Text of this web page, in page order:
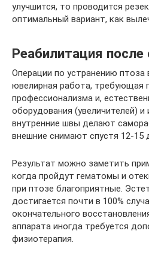
улучшится, то проводится
оптимальный вариант, как
Реабилитация после
Операции по устранению птоза
ювелирная работа, требующая
профессионализма и,
оборудования (увеличителей) и
внутренние швы делают
внешние снимают спустя 12-15
Результат можно заметить
когда пройдут гематомы и
при птозе благоприятные.
достигается почти в 100%
окончательного
аппарата иногда требуется
физиотерапия.